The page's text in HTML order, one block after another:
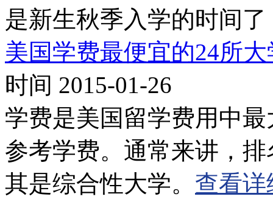
是新生秋季入学的时间
美国学费最便宜的24所
时间 2015-01-26
学费是美国留学费用中
参考学费。通常来讲，
其是综合性大学。 查看详